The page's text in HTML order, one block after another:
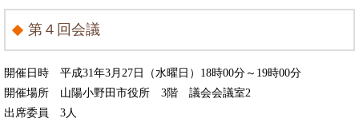
第４回会議
開催日時 平成31年3月27日（水曜日）18時00分～19時00分
開催場所 山陽小野田市役所 3階 議会会議室2
出席委員 3人